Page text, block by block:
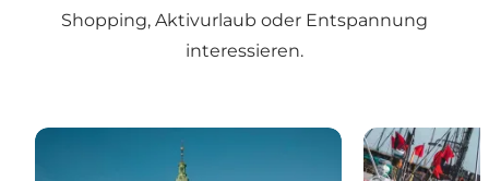
Shopping, Aktivurlaub oder Entspannung
interessieren.
Hillerød – Die Schlossstadt und das Gilleleje –